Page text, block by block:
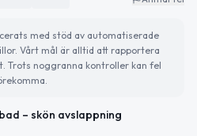
med stöd av automatiserade
Vårt mål är alltid att rapportera
Trots noggranna kontroller kan fel
– skön avslappning